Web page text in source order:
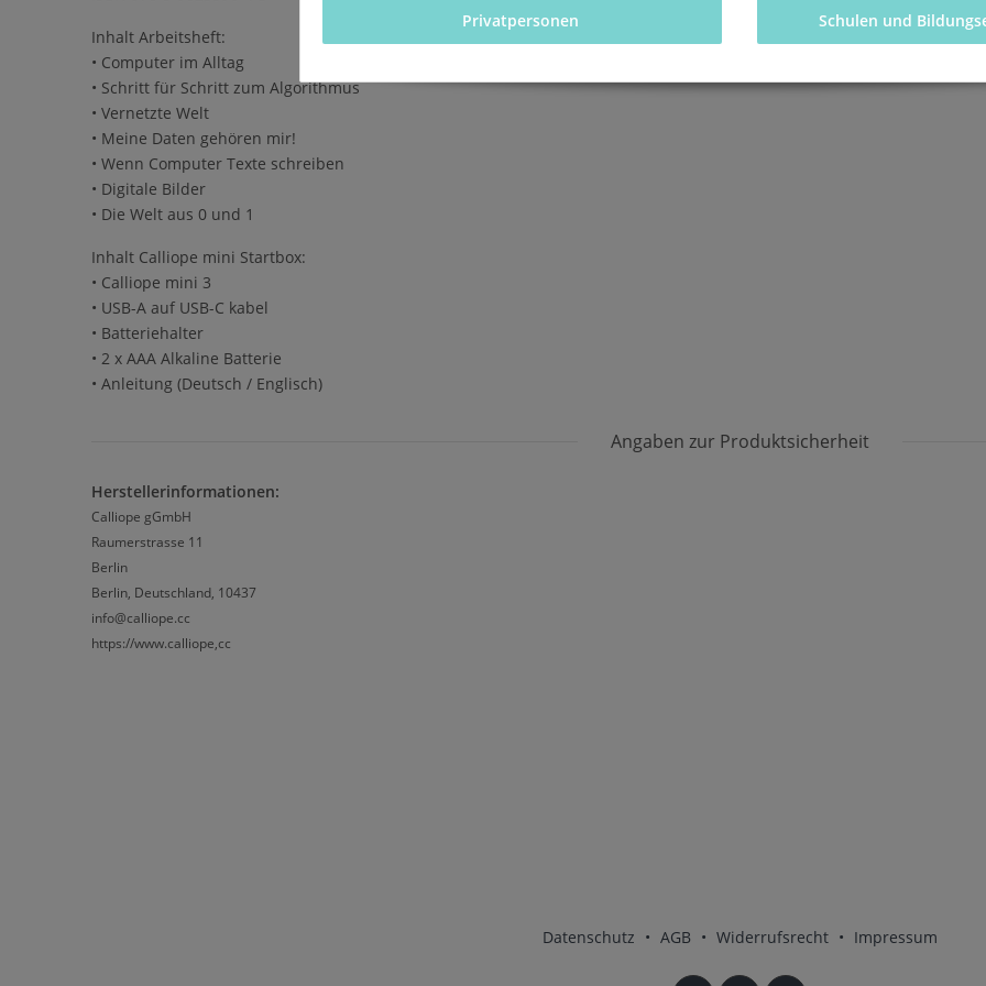
Inhalt Arbeitsheft:
• Computer im Alltag
• Schritt für Schritt zum Algorithmus
• Vernetzte Welt
• Meine Daten gehören mir!
• Wenn Computer Texte schreiben
• Digitale Bilder
• Die Welt aus 0 und 1
Inhalt Calliope mini Startbox:
• Calliope mini 3
• USB-A auf USB-C kabel
• Batteriehalter
• 2 x AAA Alkaline Batterie
• Anleitung (Deutsch / Englisch)
Angaben zur Produktsicherheit
Herstellerinformationen:
Calliope gGmbH
Raumerstrasse 11
Berlin
Berlin, Deutschland, 10437
info@calliope.cc
https://www.calliope,cc
Datenschutz • AGB • Widerrufsrecht • Impressum
Privatpersonen Schulen und